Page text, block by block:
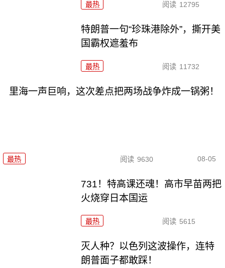
最热 阅读 12795
特朗普一句“珍珠港除外”，撕开美
国霸权遮羞布
最热 阅读 11732
里海一声巨响，这次差点把两场战争炸成一锅粥！
最热 阅读 9630 08-05
731！特高课还魂！高市早苗两把
火烧穿日本国运
最热 阅读 5615
灭人种？以色列这波操作，连特
朗普面子都敢踩！